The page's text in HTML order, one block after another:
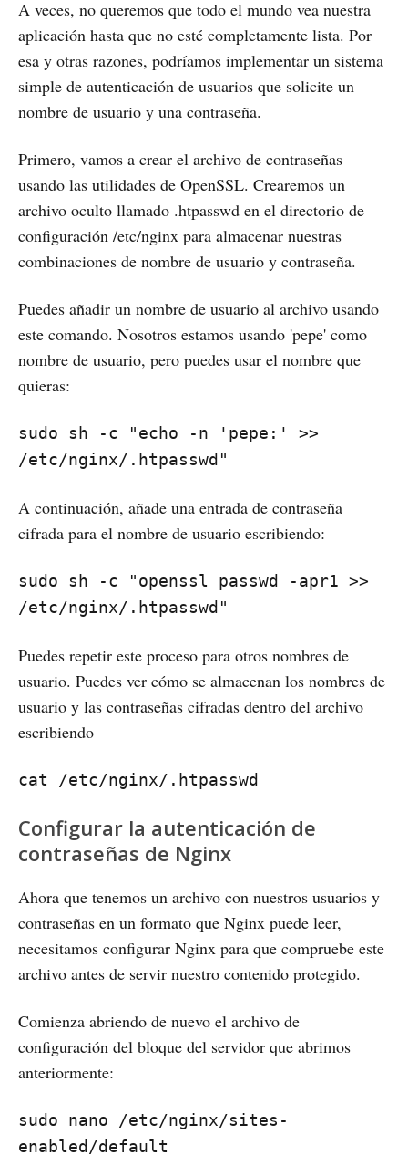
A veces, no queremos que todo el mundo vea nuestra
aplicación hasta que no esté completamente lista. Por
esa y otras razones, podríamos implementar un sistema
simple de autenticación de usuarios que solicite un
nombre de usuario y una contraseña.
Primero, vamos a crear el archivo de contraseñas
usando las utilidades de OpenSSL. Crearemos un
archivo oculto llamado .htpasswd en el directorio de
configuración /etc/nginx para almacenar nuestras
combinaciones de nombre de usuario y contraseña.
Puedes añadir un nombre de usuario al archivo usando
este comando. Nosotros estamos usando 'pepe' como
nombre de usuario, pero puedes usar el nombre que
quieras:
sudo sh -c "echo -n 'pepe:' >>
/etc/nginx/.htpasswd"
A continuación, añade una entrada de contraseña
cifrada para el nombre de usuario escribiendo:
sudo sh -c "openssl passwd -apr1 >>
/etc/nginx/.htpasswd"
Puedes repetir este proceso para otros nombres de
usuario. Puedes ver cómo se almacenan los nombres de
usuario y las contraseñas cifradas dentro del archivo
escribiendo
cat /etc/nginx/.htpasswd
Configurar la autenticación de
contraseñas de Nginx
Ahora que tenemos un archivo con nuestros usuarios y
contraseñas en un formato que Nginx puede leer,
necesitamos configurar Nginx para que compruebe este
archivo antes de servir nuestro contenido protegido.
Comienza abriendo de nuevo el archivo de
configuración del bloque del servidor que abrimos
anteriormente:
sudo nano /etc/nginx/sites-
enabled/default